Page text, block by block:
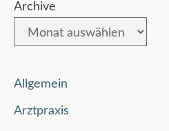
Archive
Allgemein
Arztpraxis